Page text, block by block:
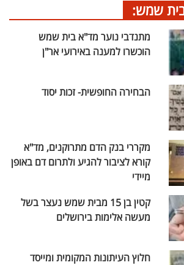
שמש:
מתנדבי נוער מד"א בית שמש
הוכשרו למענה באירועי אר"ן
הבחירה החופשית- זכות יסוד
מקררי בנק הדם מתרוקנים, מד"א
קורא לציבור להגיע ולתרום דם באופן
מיידי
קטין בן 15 מבית שמש נעצר בשל
מעשה אלימות בירושלים
חלוץ העיתונות המקומית ומייסד